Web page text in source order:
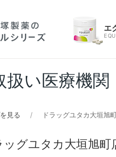
エ
扱い医療機関
見る ドラッグユタカ大垣旭
ッグユタカ大垣旭町